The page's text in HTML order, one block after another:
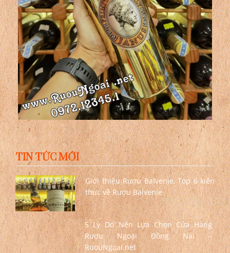
TIN TỨC MỚI
Giới thiệu Rượu Balvenie, Top 6 kiến
thức về Rượu Balvenie
5 Lý Do Nên Lựa Chọn Cửa Hàng
Rượu Ngoại Đồng Nai –
RuouNgoai.net